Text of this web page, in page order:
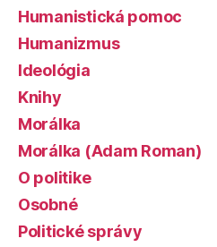
Humanistická pomoc
Humanizmus
Ideológia
Knihy
Morálka
Morálka (Adam Roman)
O politike
Osobné
Politické správy